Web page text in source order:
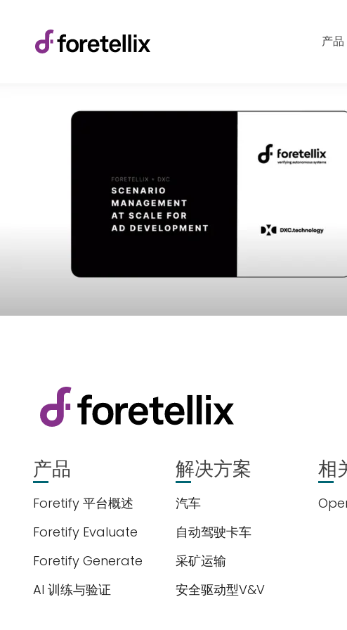
产品
产品
Foretify 平台概述
Foretify Evaluate
Foretify Generate
AI 训练与验证
解决方案
汽车
自动驾驶卡车
采矿运输
安全驱动型V&V
相
我们尊重您的隐私权。我
解更多，请查看我们的
提交